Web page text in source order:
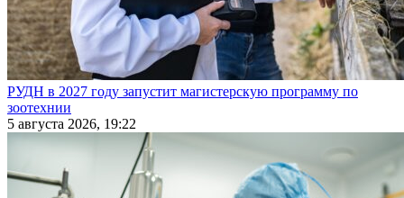
РУДН в 2027 году запустит магистерскую программу по
зоотехнии
5 августа 2026, 19:22